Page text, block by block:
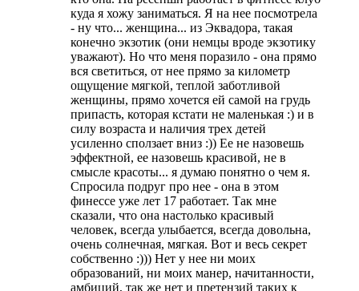
куда я хожу заниматься. Я на нее посмотрела
- ну что... женщина... из Эквадора, такая
конечно экзотик (они немцы вроде экзотику
уважают). Но что меня поразило - она прямо
вся светиться, от нее прямо за километр
ощущение мягкой, теплой заботливой
женщины, прямо хочется ей самой на грудь
припасть, которая кстати не маленькая :) и в
силу возраста и наличия трех детей
усиленно сползает вниз :)) Ее не назовешь
эффектной, ее назовешь красивой, не в
смысле красоты... я думаю понятно о чем я.
Спросила подруг про нее - она в этом
финессе уже лет 17 работает. Так мне
сказали, что она настолько красивый
человек, всегда улыбается, всегда довольна,
очень солнечная, мягкая. Вот и весь секрет
собственно :))) Нет у нее ни моих
образований, ни моих манер, начитанности,
амбиций, так же нет и претензий таких к